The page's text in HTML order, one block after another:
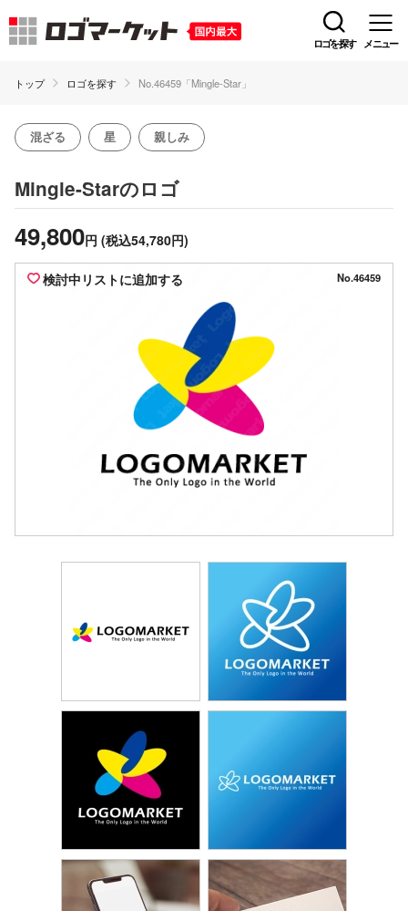
ロゴを探す メニュー
トップ ロゴを探す No.46459「Mingle-Star」
混ざる 星 親しみ
Mingle-Starのロゴ
49,800円 (税込54,780円)
検討中リストに追加する No.46459